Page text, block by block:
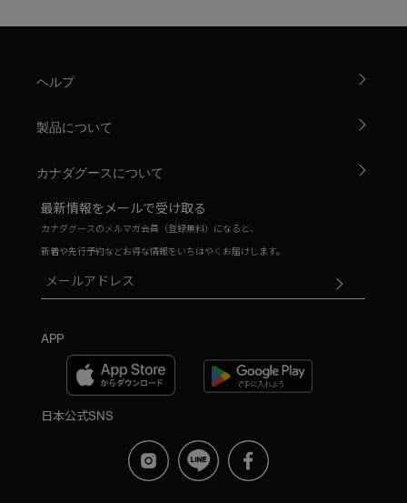
ヘルプ
製品について
カナダグースについて
最新情報をメールで受け取る
カナダグースのメルマガ会員（登録無料）になると、
新着や先行予約などお得な情報をいちはやくお届けします。
APP
日本公式SNS